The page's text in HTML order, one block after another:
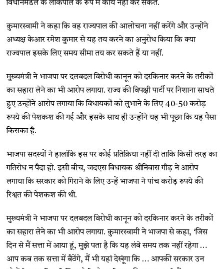
विधानमंडल के लोकपाल के रूप में कार्य नहीं कर सकते.
कुमारस्वामी ने कहा कि वह राज्यपाल की आलोचना नहीं करेंगे और उन्होंने
अध्यक्ष केआर रमेश कुमार से यह तय करने का अनुरोध किया कि क्या
राज्यपाल इसके लिए समय सीमा तय कर सकते हैं या नहीं.
मुख्यमंत्री ने भाजपा पर दलबदल विरोधी कानून को दरकिनार करने के तरीकों
का सहारा लेने का भी आरोप लगाया. राज्य की विपक्षी पार्टी पर निशाना साधते
हुए उन्होंने आरोप लगाया कि विधायकों को लुभाने के लिए 40-50 करोड़
रुपये की पेशकश की गई और इसके साथ ही उन्होंने यह भी पूछा कि यह पैसा
किसका है.
भाजपा सदस्यों ने हालांकि इस पर कोई प्रतिक्रिया नहीं दी ताकि किसी तरह का
गतिरोध न पैदा हो. इसी बीच, जदएस विधायक श्रीनिवास गौड़ ने आरोप
लगाया कि सरकार को गिराने के लिए उन्हें भाजपा ने पांच करोड़ रुपये की
रिश्वत की पेशकश की थी.
मुख्यमंत्री ने भाजपा पर दलबदल विरोधी कानून को दरकिनार करने के तरीकों
का सहारा लेने का भी आरोप लगाया. कुमारस्वामी ने भाजपा से कहा, ‘जिस
दिन से मैं सत्ता में आया हूं, मुझे पता है कि यह लंबे समय तक नहीं रहेगा …
आप कब तक सत्ता में बैठेंगे, मैं भी यहां देखूंगा कि … आपकी सरकार उन